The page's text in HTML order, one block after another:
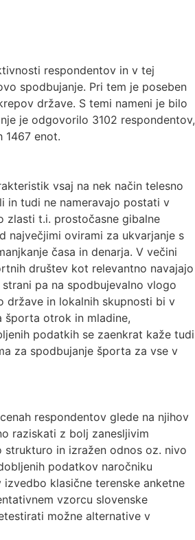
respondentov in v tej
spodbujanje. Pri tem je poseben
države. S temi nameni je bilo
je odgovorilo 3102 respondentov,
1467 enot.
vsaj na nek način telesno
in tudi ne nameravajo postati v
zlasti t.i. prostočasne gibalne
največjimi ovirami za ukvarjanje s
časa in denarja. V večini
društev kot relevantno navajajo
pa na spodbujevalno vlogo
države in lokalnih skupnosti bi v
športa otrok in mladine,
podatkih se zaenkrat kaže tudi
za spodbujanje športa za vse v
respondentov glede na njihov
raziskati z bolj zanesljivim
in izražen odnos oz. nivo
podatkov naročniku
klasične terenske anketne
vzorcu slovenske
možne alternative v